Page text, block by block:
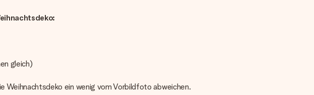
gleich)
Weihnachtsdeko ein wenig vom Vorbildfoto abweichen.